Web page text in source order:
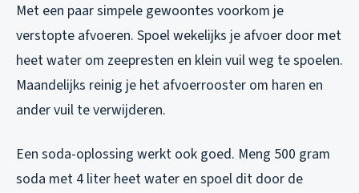
Met een paar simpele gewoontes voorkom je
verstopte afvoeren. Spoel wekelijks je afvoer door met
heet water om zeepresten en klein vuil weg te spoelen.
Maandelijks reinig je het afvoerrooster om haren en
ander vuil te verwijderen.
Een soda-oplossing werkt ook goed. Meng 500 gram
soda met 4 liter heet water en spoel dit door de